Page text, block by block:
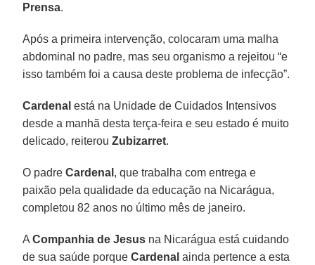
Prensa.
Após a primeira intervenção, colocaram uma malha
abdominal no padre, mas seu organismo a rejeitou “e
isso também foi a causa deste problema de infecção”.
Cardenal está na Unidade de Cuidados Intensivos
desde a manhã desta terça-feira e seu estado é muito
delicado, reiterouZubizarret.
O padreCardenal , que trabalha com entrega e
paixão pela qualidade da educação na Nicarágua,
completou 82 anos no último mês de janeiro.
ACompanhia de Jesus na Nicarágua está cuidando
de sua saúde porqueCardenal ainda pertence a esta